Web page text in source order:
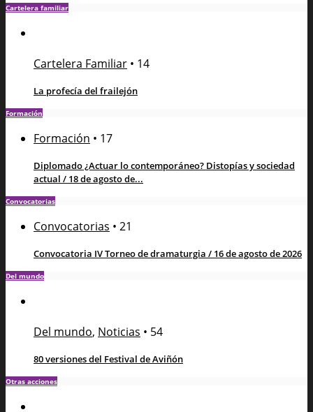
Cartelera familiar
Cartelera Familiar • 14
La profecía del frailejón
Formación
Formación • 17
Diplomado ¿Actuar lo contemporáneo? Distopías y sociedad
actual / 18 de agosto de...
Convocatorias
Convocatorias • 21
Convocatoria IV Torneo de dramaturgia / 16 de agosto de 2026
Del mundo
Del mundo, Noticias • 54
80 versiones del Festival de Aviñón
Otras acciones